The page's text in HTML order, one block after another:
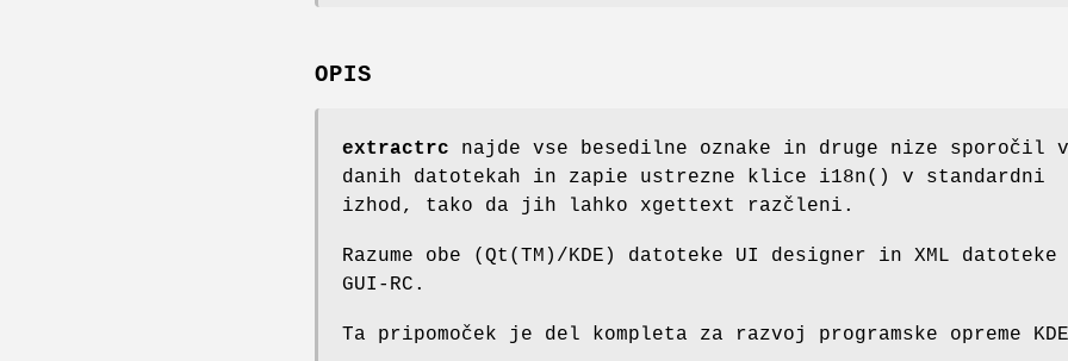
OPIS
extractrc najde vse besedilne oznake in druge nize sporočil v
danih datotekah in zapie ustrezne klice i18n() v standardni
izhod, tako da jih lahko xgettext razčleni.
Razume obe (Qt(TM)/KDE) datoteke UI designer in XML datoteke
GUI-RC.
Ta pripomoček je del kompleta za razvoj programske opreme